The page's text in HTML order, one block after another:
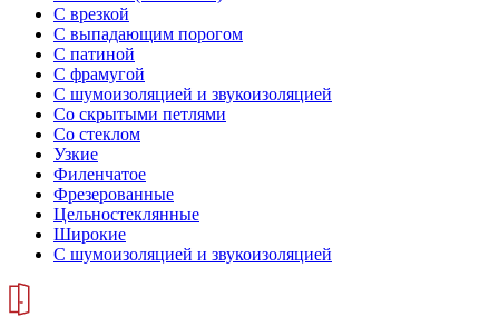
С врезкой
С выпадающим порогом
С патиной
С фрамугой
С шумоизоляцией и звукоизоляцией
Со скрытыми петлями
Со стеклом
Узкие
Филенчатое
Фрезерованные
Цельностеклянные
Широкие
С шумоизоляцией и звукоизоляцией